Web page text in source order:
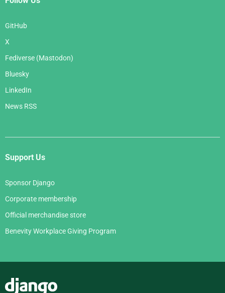
GitHub
X
Fediverse (Mastodon)
Bluesky
LinkedIn
News RSS
Support Us
Sponsor Django
Corporate membership
Official merchandise store
Benevity Workplace Giving Program